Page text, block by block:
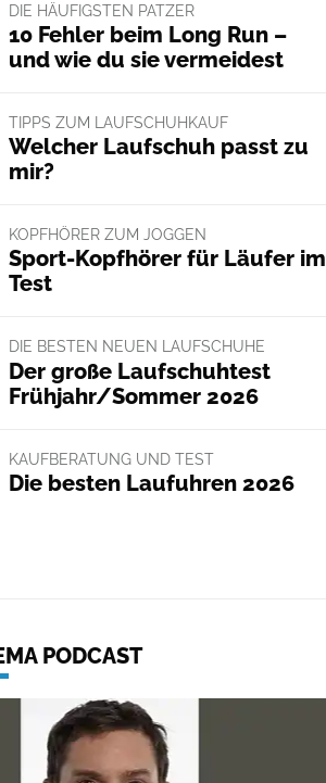
DIE HÄUFIGSTEN PATZER
10 Fehler beim Long Run –
und wie du sie vermeidest
TIPPS ZUM LAUFSCHUHKAUF
Welcher Laufschuh passt zu
mir?
KOPFHÖRER ZUM JOGGEN
Sport-Kopfhörer für Läufer im
Test
DIE BESTEN NEUEN LAUFSCHUHE
Der große Laufschuhtest
Frühjahr/Sommer 2026
KAUFBERATUNG UND TEST
Die besten Laufuhren 2026
PODCAST